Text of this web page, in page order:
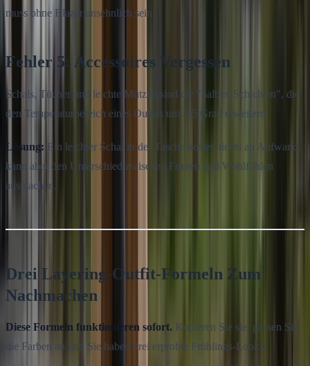
muss ohne Blazer ansehnlich sein.
Fehler 5: Accessoires Vergessen
Schals, Tücher und leichte Mützen sind die "halben Schichten", die
den Temperaturbereich eines Outfits um 3-5 Grad erweitern.
Lösung: Ein leichter Schal in der Tasche kostet nichts an Aufwand,
kann aber den Unterschied zwischen Frieren und Wohlfühlen
ausmachen.
Drei Layering-Outfit-Formeln Zum
Nachmachen
Diese Formeln funktionieren sofort. Kopieren Sie sie, passen Sie
die Farben an und Sie haben drei erprobte Frühlings-Looks.